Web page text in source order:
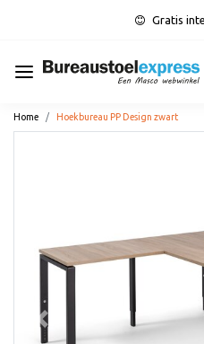
Gratis
Home Hoekbureau PP Design zwart
Vorige